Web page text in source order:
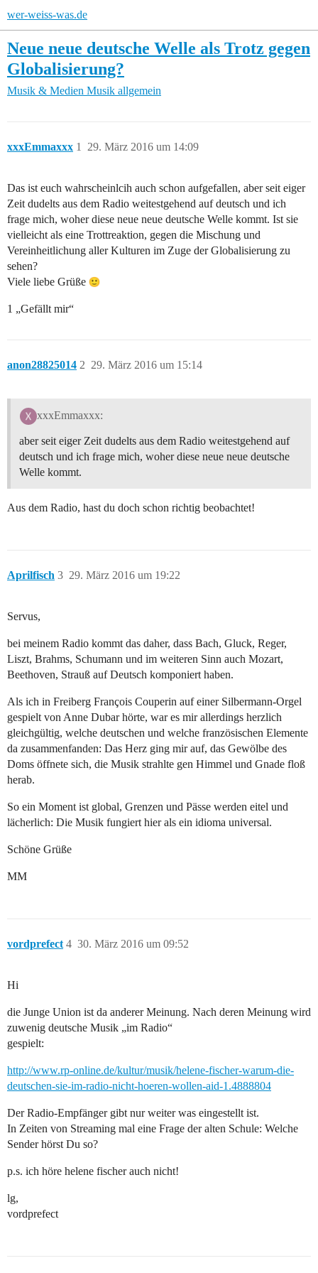
wer-weiss-was.de
Neue neue deutsche Welle als Trotz gegen
Globalisierung?
Musik & Medien Musik allgemein
xxxEmmaxxx 29. März 2016 um 14:09
1
Das ist euch wahrscheinlcih auch schon aufgefallen, aber seit eiger
Zeit dudelts aus dem Radio weitestgehend auf deutsch und ich
frage mich, woher diese neue neue deutsche Welle kommt. Ist sie
vielleicht als eine Trottreaktion, gegen die Mischung und
Vereinheitlichung aller Kulturen im Zuge der Globalisierung zu
sehen?
Viele liebe Grüße
1 „Gefällt mir“
anon28825014 29. März 2016 um 15:14
2
xxxEmmaxxx:
aber seit eiger Zeit dudelts aus dem Radio weitestgehend auf
deutsch und ich frage mich, woher diese neue neue deutsche
Welle kommt.
Aus dem Radio, hast du doch schon richtig beobachtet!
Aprilfisch 29. März 2016 um 19:22
3
Servus,
bei meinem Radio kommt das daher, dass Bach, Gluck, Reger,
Liszt, Brahms, Schumann und im weiteren Sinn auch Mozart,
Beethoven, Strauß auf Deutsch komponiert haben.
Als ich in Freiberg François Couperin auf einer Silbermann-Orgel
gespielt von Anne Dubar hörte, war es mir allerdings herzlich
gleichgültig, welche deutschen und welche französischen Elemente
da zusammenfanden: Das Herz ging mir auf, das Gewölbe des
Doms öffnete sich, die Musik strahlte gen Himmel und Gnade floß
herab.
So ein Moment ist global, Grenzen und Pässe werden eitel und
lächerlich: Die Musik fungiert hier als ein idioma universal.
Schöne Grüße
MM
vordprefect 30. März 2016 um 09:52
4
Hi
die Junge Union ist da anderer Meinung. Nach deren Meinung wird
zuwenig deutsche Musik „im Radio“
gespielt:
http://www.rp-online.de/kultur/musik/helene-fischer-warum-die-
deutschen-sie-im-radio-nicht-hoeren-wollen-aid-1.4888804
Der Radio-Empfänger gibt nur weiter was eingestellt ist.
In Zeiten von Streaming mal eine Frage der alten Schule: Welche
Sender hörst Du so?
p.s. ich höre helene fischer auch nicht!
lg,
vordprefect